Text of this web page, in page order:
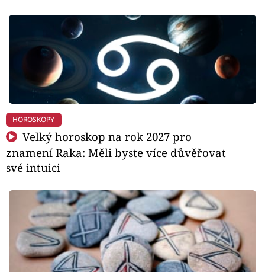
HOROSKOPY
Velký horoskop na rok 2027 pro
znamení Raka: Měli byste více důvěřovat
své intuici